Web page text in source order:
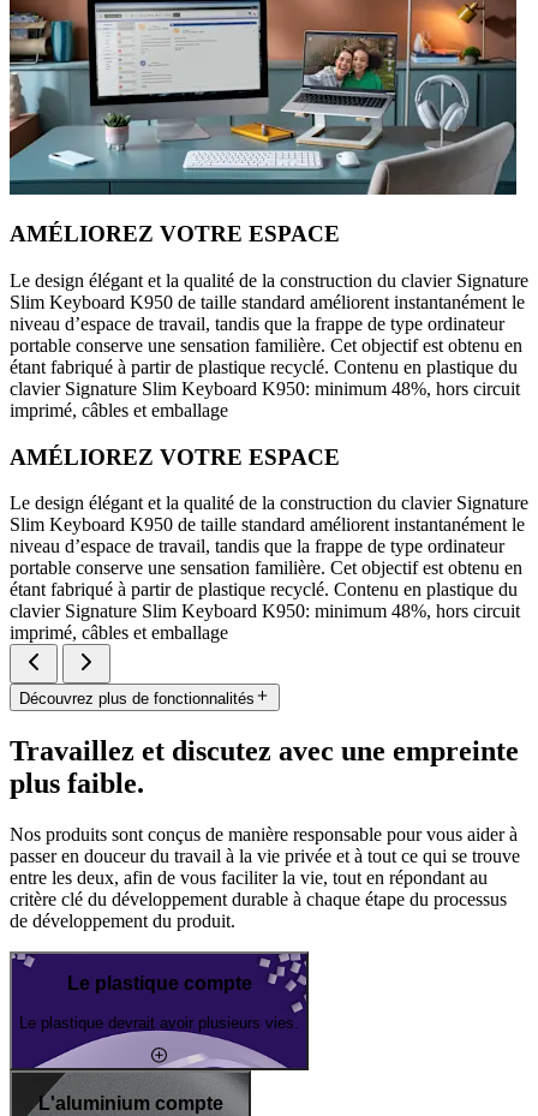
AMÉLIOREZ VOTRE ESPACE
Le design élégant et la qualité de la construction du clavier Signature
Slim Keyboard K950 de taille standard améliorent instantanément le
niveau d’espace de travail, tandis que la frappe de type ordinateur
portable conserve une sensation familière. Cet objectif est obtenu en
étant fabriqué à partir de plastique recyclé. Contenu en plastique du
clavier Signature Slim Keyboard K950: minimum 48%, hors circuit
imprimé, câbles et emballage
AMÉLIOREZ VOTRE ESPACE
Le design élégant et la qualité de la construction du clavier Signature
Slim Keyboard K950 de taille standard améliorent instantanément le
niveau d’espace de travail, tandis que la frappe de type ordinateur
portable conserve une sensation familière. Cet objectif est obtenu en
étant fabriqué à partir de plastique recyclé. Contenu en plastique du
clavier Signature Slim Keyboard K950: minimum 48%, hors circuit
imprimé, câbles et emballage
Découvrez plus de fonctionnalités
Travaillez et discutez avec une empreinte
plus faible.
Nos produits sont conçus de manière responsable pour vous aider à
passer en douceur du travail à la vie privée et à tout ce qui se trouve
entre les deux, afin de vous faciliter la vie, tout en répondant au
critère clé du développement durable à chaque étape du processus
de développement du produit.
Le plastique compte
Le plastique devrait avoir plusieurs vies.
L'aluminium compte